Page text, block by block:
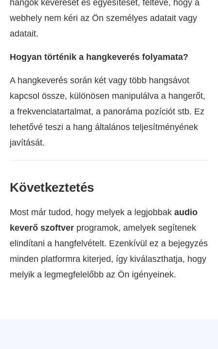
hangok keverését és egyesítését, feltéve, hogy a
webhely nem kéri az Ön személyes adatait vagy
adatait.
Hogyan történik a hangkeverés folyamata?
A hangkeverés során két vagy több hangsávot
kapcsol össze, különösen manipulálva a hangerőt,
a frekvenciatartalmat, a panoráma pozíciót stb. Ez
lehetővé teszi a hang általános teljesítményének
javítását.
Következtetés
Most már tudod, hogy melyek a legjobbak audio
keverő szoftver programok, amelyek segítenek
elindítani a hangfelvételt. Ezenkívül ez a bejegyzés
minden platformra kiterjed, így kiválaszthatja, hogy
melyik a legmegfelelőbb az Ön igényeinek.